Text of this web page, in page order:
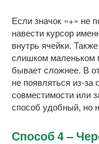
Если значок «+» не
навести курсор
внутрь ячейки.
слишком маленьком
бывает сложнее. В
не появляться из-
совместимости или
способ удобный, но
Способ 4 –